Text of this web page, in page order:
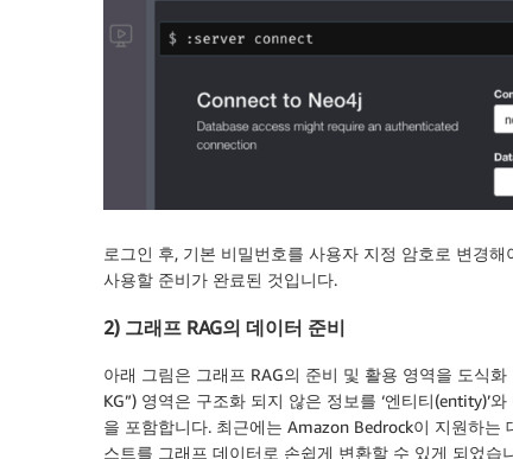
로그인 후, 기본 비밀번호를 사용자 지정 암호로 변경
사용할 준비가 완료된 것입니다.
2) 그래프 RAG의 데이터 준비
아래 그림은 그래프 RAG의 준비 및 활용 영역을 도식
KG”) 영역은 구조화 되지 않은 정보를 ‘엔티티(entity)’
을 포함합니다. 최근에는 Amazon Bedrock이 지원하
스트를 그래프 데이터로 손쉽게 변환할 수 있게 되었습